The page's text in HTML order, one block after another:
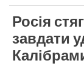
Росія
завдати